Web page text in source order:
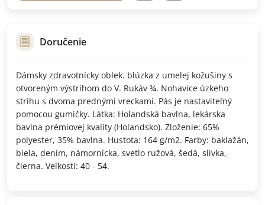
Doručenie
Dámsky zdravotnícky oblek. blúzka z umelej kožušiny s
otvoreným výstrihom do V. Rukáv ¾. Nohavice úzkeho
strihu s dvoma prednými vreckami. Pás je nastaviteľný
pomocou gumičky. Látka: Holandská bavlna, lekárska
bavlna prémiovej kvality (Holandsko). Zloženie: 65%
polyester, 35% bavlna. Hustota: 164 g/m2. Farby: baklažán,
biela, denim, námornícka, svetlo ružová, šedá, slivka,
čierna. Veľkosti: 40 - 54.